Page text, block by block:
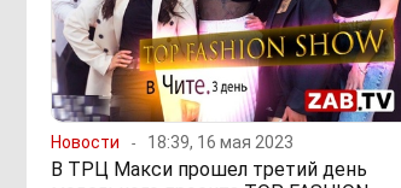
Новости 18:39, 16 мая 2023
В ТРЦ Макси прошел третий день